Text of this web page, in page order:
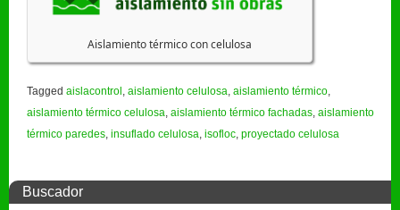
Aislamiento térmico con celulosa
Tagged aislacontrol , aislamiento celulosa, aislamiento térmico,
aislamiento térmico celulosa, aislamiento térmico fachadas, aislamiento
térmico paredes, insuflado celulosa, isofloc, proyectado celulosa
Buscador